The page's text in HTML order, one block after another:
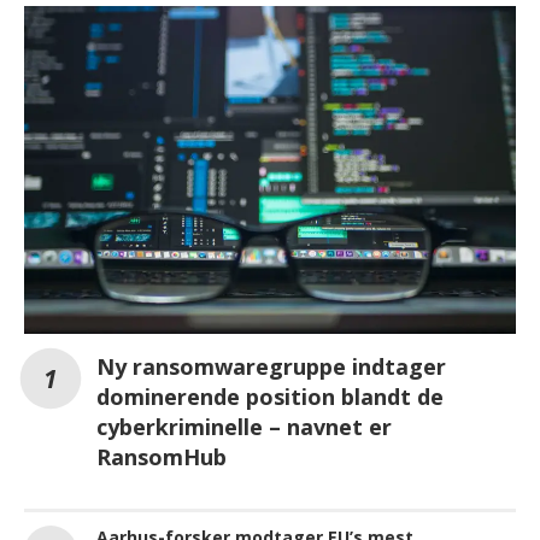
Ny ransomwaregruppe indtager
dominerende position blandt de
cyberkriminelle – navnet er
RansomHub